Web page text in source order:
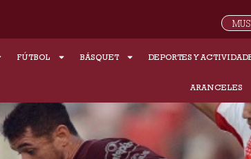
FÚTBOL BÁSQUET DEPORTES Y
ARANCELES